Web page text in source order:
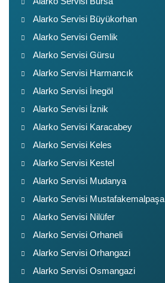
Alarko Servisi Büyükorhan
Alarko Servisi Gemlik
Alarko Servisi Gürsu
Alarko Servisi Harmancık
Alarko Servisi İnegöl
Alarko Servisi İznik
Alarko Servisi Karacabey
Alarko Servisi Keles
Alarko Servisi Kestel
Alarko Servisi Mudanya
Alarko Servisi Mustafakemalpaşa
Alarko Servisi Nilüfer
Alarko Servisi Orhaneli
Alarko Servisi Orhangazi
Alarko Servisi Osmangazi